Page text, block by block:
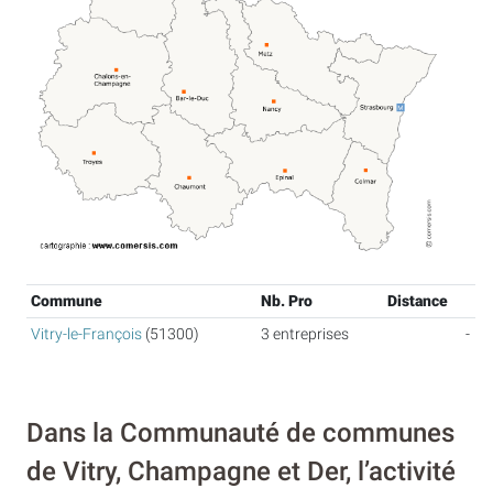
Commune Nb. Pro
Distance
Vitry-le-François (51300) 3 entreprises -
Dans la Communauté de communes
de Vitry, Champagne et Der, l’activité